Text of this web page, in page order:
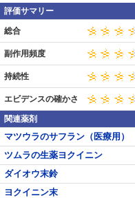
評価サマリー
総合
副作用頻度
持続性
エビデンスの確かさ
関連薬剤
マツウラのサフラン（医療用）
ツムラの生薬ヨクイニン
ダイオウ末鈴
ヨクイニン末